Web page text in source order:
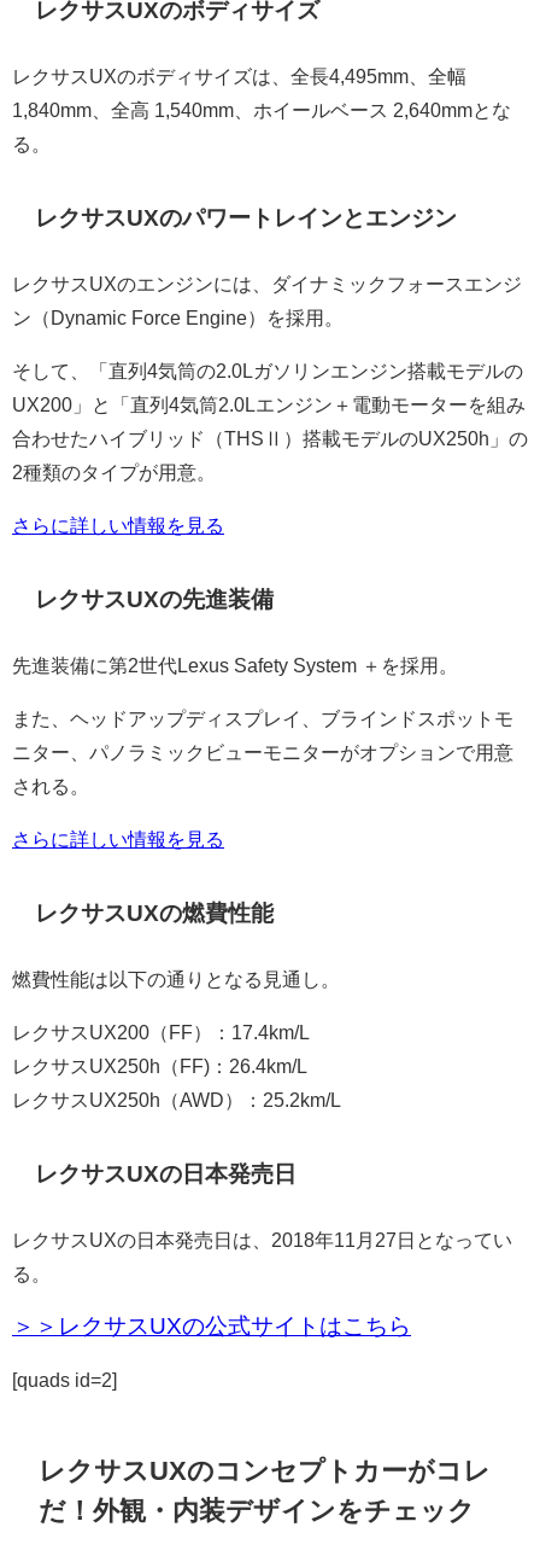
レクサスUXのボディサイズ
レクサスUXのボディサイズは、全長4,495mm、全幅
1,840mm、全高 1,540mm、ホイールベース 2,640mmとな
る。
レクサスUXのパワートレインとエンジン
レクサスUXのエンジンには、ダイナミックフォースエンジ
ン（Dynamic Force Engine）を採用。
そして、「直列4気筒の2.0Lガソリンエンジン搭載モデルの
UX200」と「直列4気筒2.0Lエンジン＋電動モーターを組み
合わせたハイブリッド（THSⅡ）搭載モデルのUX250h」の
2種類のタイプが用意。
さらに詳しい情報を見る
レクサスUXの先進装備
先進装備に第2世代Lexus Safety System ＋を採用。
また、ヘッドアップディスプレイ、ブラインドスポットモ
ニター、パノラミックビューモニターがオプションで用意
される。
さらに詳しい情報を見る
レクサスUXの燃費性能
燃費性能は以下の通りとなる見通し。
レクサスUX200（FF）：17.4km/L
レクサスUX250h（FF)：26.4km/L
レクサスUX250h（AWD）：25.2km/L
レクサスUXの日本発売日
レクサスUXの日本発売日は、2018年11月27日となってい
る。
＞＞レクサスUXの公式サイトはこちら
[quads id=2]
レクサスUXのコンセプトカーがコレ
だ！外観・内装デザインをチェック